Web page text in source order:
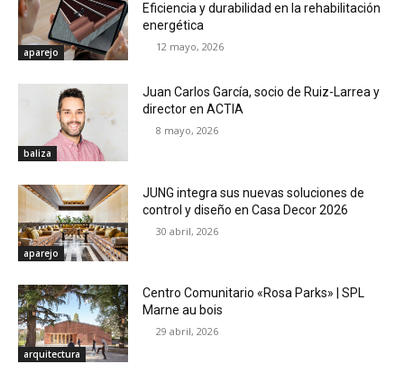
aparejo
Eficiencia y durabilidad en la rehabilitación
energética
12 mayo, 2026
baliza
Juan Carlos García, socio de Ruiz-Larrea y
director en ACTIA
8 mayo, 2026
aparejo
JUNG integra sus nuevas soluciones de
control y diseño en Casa Decor 2026
30 abril, 2026
arquitectura
Centro Comunitario «Rosa Parks» | SPL
Marne au bois
29 abril, 2026